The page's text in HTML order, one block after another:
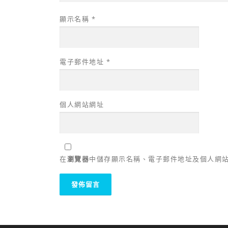
顯示名稱 *
電子郵件地址 *
個人網站網址
在瀏覽器中儲存顯示名稱、電子郵件地址及個人網